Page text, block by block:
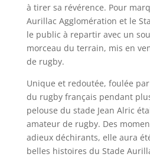
à tirer sa révérence. Pour
Aurillac Agglomération et le
le public à repartir avec un
morceau du terrain, mis en
de rugby.
Unique et redoutée, foulée
du rugby français pendant
pelouse du stade Jean Alric
amateur de rugby. Des
adieux déchirants, elle aura
belles histoires du Stade